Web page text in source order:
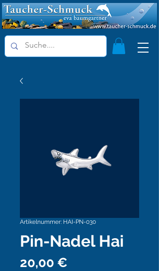
Artikelnummer: HAI-PN-030
Pin-Nadel Hai
20,00 €